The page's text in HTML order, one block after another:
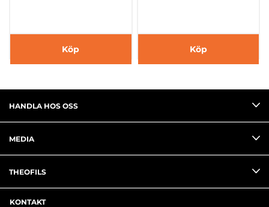
Köp Köp
HANDLA HOS OSS
MEDIA
THEOFILS
KONTAKT